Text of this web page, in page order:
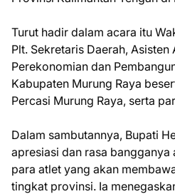
Turut hadir dalam acara itu
Plt. Sekretaris Daerah, Asisten
Perekonomian dan
Kabupaten Murung Raya
Percasi Murung Raya, serta
Dalam sambutannya, Bupati
apresiasi dan rasa bangganya
para atlet yang akan
tingkat provinsi. Ia